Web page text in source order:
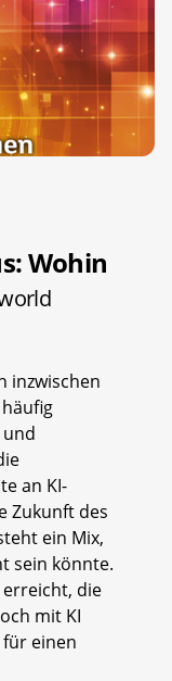
Wohin
inzwischen
an KI-
Zukunft des
ein Mix,
sein könnte.
die
mit KI
einen